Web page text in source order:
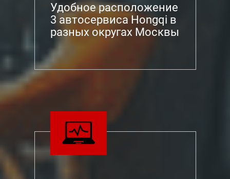
Удобное расположение
3 автосервиса Hongqi в
разных округах Москвы